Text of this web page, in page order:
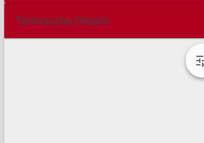
Technische Details